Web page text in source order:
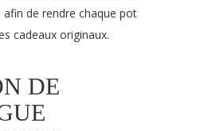
afin de rendre chaque pot
cadeaux originaux.
DE